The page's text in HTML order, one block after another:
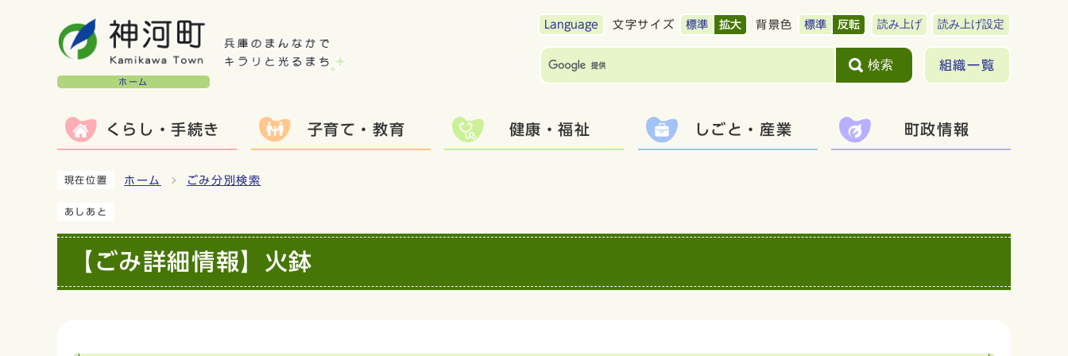
ホーム
Language 文字サイズ 標準 拡大 背景色 標準 反転 読み上げ 読み上げ設定
検索 組織一覧
くらし・手続き 子育て・教育 健康・福祉 しごと・産業 町政情報
現在位置 ホーム ごみ分別検索
あしあと
【ごみ詳細情報】火鉢